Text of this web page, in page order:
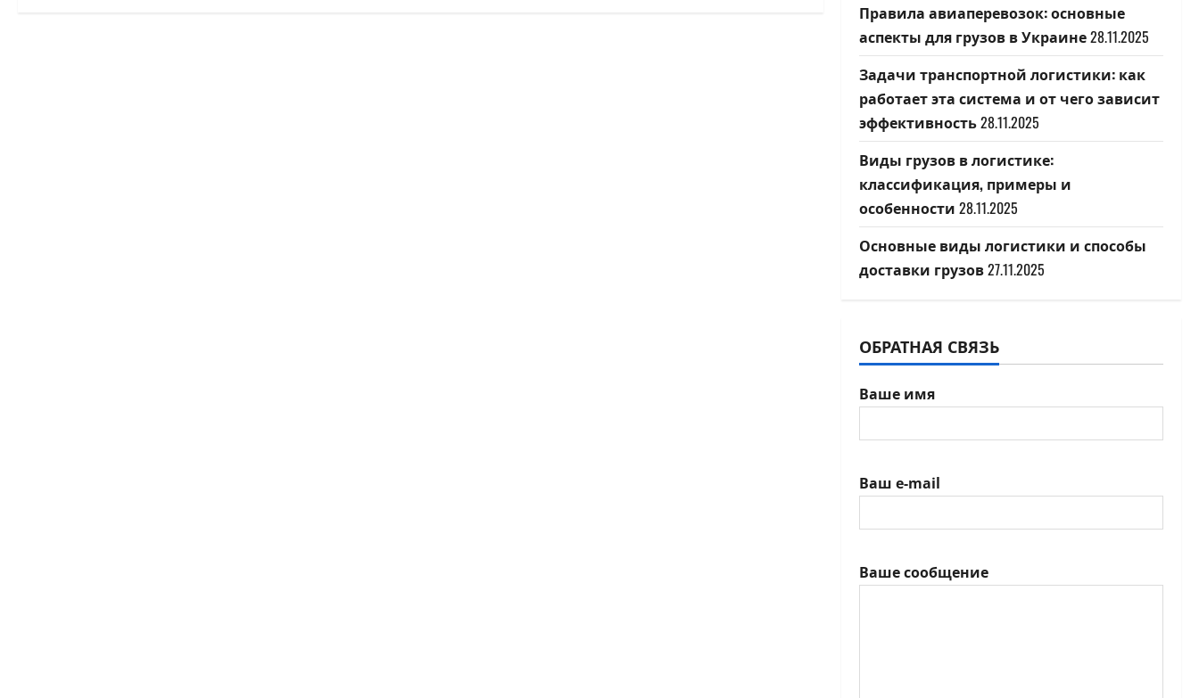
Правила авиаперевозок: основные
аспекты для грузов в Украине28.11.2025
Задачи транспортной логистики: как
работает эта система и от чего зависит
эффективность28.11.2025
Виды грузов в логистике:
классификация, примеры и
особенности 28.11.2025
Основные виды логистики и способы
доставки грузов27.11.2025
ОБРАТНАЯ СВЯЗЬ
Ваше имя
Ваш e-mail
Ваше сообщение